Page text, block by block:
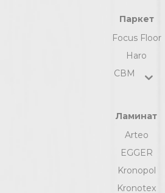
Паркет
Focus Floor
Haro
СВМ
Ламинат
Arteo
EGGER
Kronopol
Kronotex